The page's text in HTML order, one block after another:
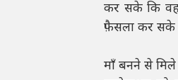
कर सके कि वह
फ़ैसला कर सके
माँ बनने से